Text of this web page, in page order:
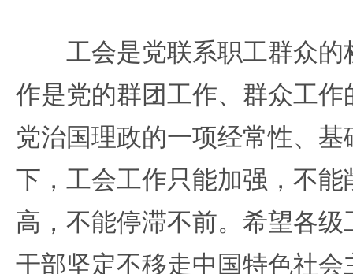
工会是党联系职工群众的
作是党的群团工作、群众工
党治国理政的一项经常性、
下，工会工作只能加强，不
高，不能停滞不前。希望各
干部坚定不移走中国特色社